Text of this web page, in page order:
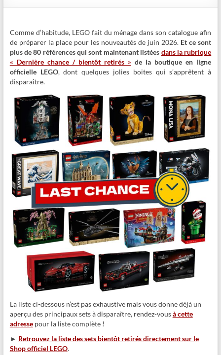
Comme d’habitude, LEGO fait du ménage dans son catalogue afin
de préparer la place pour les nouveautés de juin 2026. Et ce sont
plus de 80 références qui sont maintenant listées dans la rubrique
« Dernière chance / bientôt retirés » de la boutique en ligne
officielle LEGO, dont quelques jolies boites qui s’apprêtent à
disparaître.
La liste ci-dessous n’est pas exhaustive mais vous donne déjà un
aperçu des principaux sets à disparaître, rendez-vousà cette
adressepour la liste complète !
► Retrouvez la liste des sets bientôt retirés directement sur le
Shop officiel LEGO.